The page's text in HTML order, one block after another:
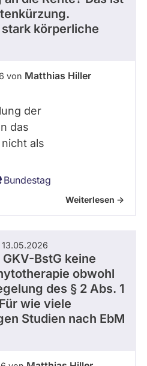
körperliche
von Matthias Hiller
der
das
als
Bundestag
Weiterlesen ->
BstG keine
obwohl
des § 2 Abs. 1
wie viele
Studien nach EbM